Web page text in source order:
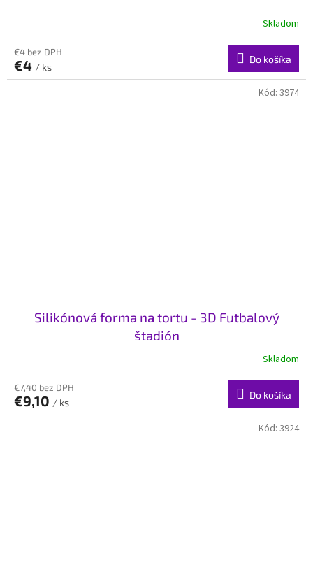
Skladom
€4 bez DPH
€4 / ks
Do košíka
Silikónová forma na tortu - 3D Futbalový
štadión
Skladom
€7,40 bez DPH
€9,10 / ks
Do košíka
Kód: 3974
Kód: 3924